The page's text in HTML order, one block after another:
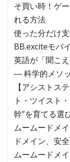
そ買い時！ゲ
れる方法
使った分だけ
BB.exciteモバ
英語が「聞こ
― 科学的メソ
【アシストス
ト・ツイスト
幹”を育てる選
ムームードメ
ドメイン、安
ムームードメ